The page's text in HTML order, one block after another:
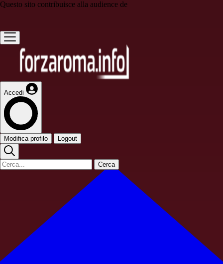
Questo sito contribuisce alla audience de
Accedi
Modifica profilo Logout
Cerca